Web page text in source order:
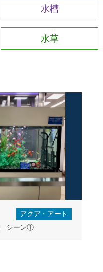
水槽
水草
アクア・アート
シーン①